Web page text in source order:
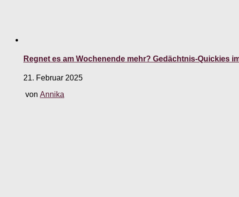
Regnet es am Wochenende mehr? Gedächtnis-Quickies
21. Februar 2025
von Annika